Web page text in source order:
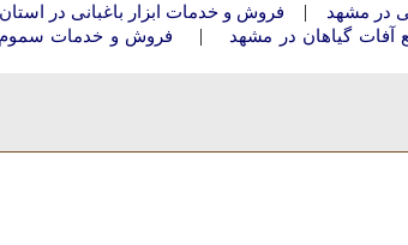
در مشهد | فروش و خدمات ابزار باغبانی در
گیاهان در مشهد | فروش و خدمات سموم